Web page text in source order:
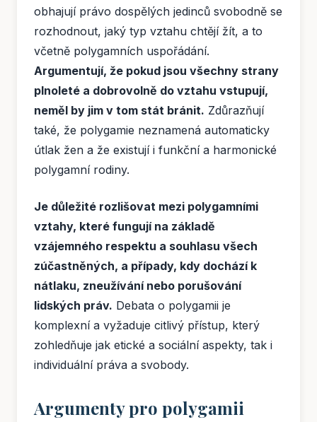
obhajují právo dospělých jedinců svobodně se
rozhodnout, jaký typ vztahu chtějí žít, a to
včetně polygamních uspořádání.
Argumentují, že pokud jsou všechny strany
plnoleté a dobrovolně do vztahu vstupují,
neměl by jim v tom stát bránit. Zdůrazňují
také, že polygamie neznamená automaticky
útlak žen a že existují i ​​funkční a harmonické
polygamní rodiny.
Je důležité rozlišovat mezi polygamními
vztahy, které fungují na základě
vzájemného respektu a souhlasu všech
zúčastněných, a případy, kdy dochází k
nátlaku, zneužívání nebo porušování
lidských práv. Debata o polygamii je
komplexní a vyžaduje citlivý přístup, který
zohledňuje jak etické a sociální aspekty, tak i
individuální práva a svobody.
Argumenty pro polygamii